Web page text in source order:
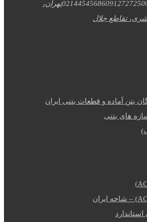
02144545686تهران،
بتن آماده و قطعات بتنی ایران
های بتنی